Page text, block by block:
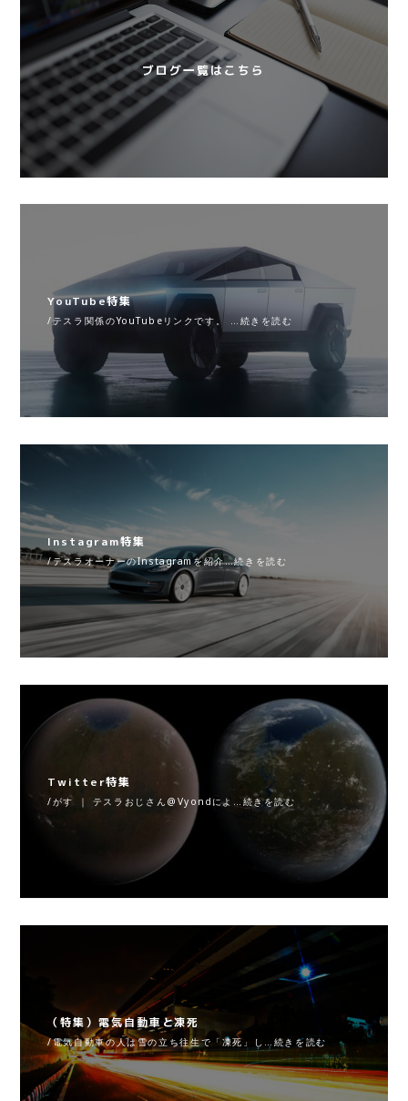
ブログ一覧はこちら
YouTube特集
/テスラ関係のYouTubeリンクです。 …続きを読む
Instagram特集
/テスラオーナーのInstagramを紹介…続きを読む
Twitter特集
/がす ｜ テスラおじさん@Vyondによ…続きを読む
（特集）電気自動車と凍死
/電気自動車の人は雪の立ち往生で「凍死」し…続きを読む